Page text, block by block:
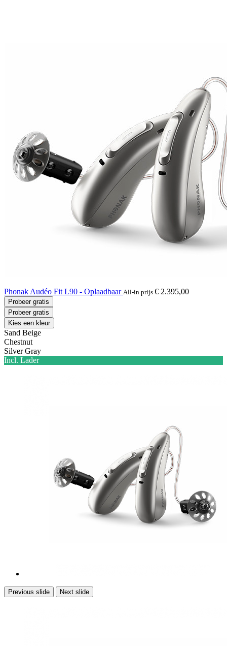
Phonak Audéo Fit L90 - Oplaadbaar All-in prijs € 2.395,00
Probeer gratis
Probeer gratis
Kies een kleur
Sand Beige
Chestnut
Silver Gray
Incl. Lader
Previous slide Next slide